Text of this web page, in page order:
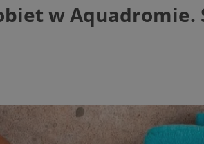
w Aquadromie.
niezbędnych plików cookie nie można prawidłowo
Provider
Okres
przechowywania